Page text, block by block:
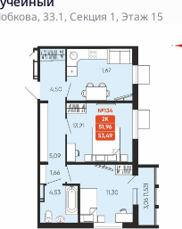
33.1, Секция 1, Этаж 15